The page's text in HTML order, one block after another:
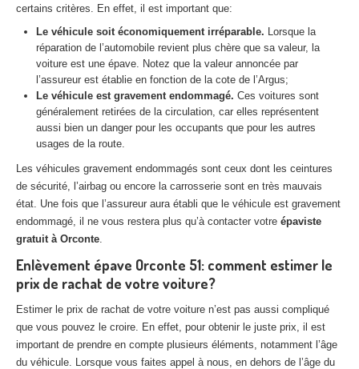
Centreagréé VHU 93 : casse auto avec destruction
Centreagréé VHU 94 : casse auto avec destruction
Centreagréé VHU 95 : casse auto avec destruction
DOCUMENTS À JOINDRE
VÉHICULES
CONTACT
01 83 64 20 40
certains critères. En effet, il est important que:
Le véhicule soit économiquement irréparable. Lorsque la
réparation de l’automobile revient plus chère que sa valeur, la
voiture est une épave. Notez que la valeur annoncée par
l’assureur est établie en fonction de la cote de l’Argus;
Le véhicule est gravement endommagé. Ces voitures sont
généralement retirées de la circulation, car elles représentent
aussi bien un danger pour les occupants que pour les autres
usages de la route.
Les véhicules gravement endommagés sont ceux dont les ceintures
de sécurité, l’airbag ou encore la carrosserie sont en très mauvais
état. Une fois que l’assureur aura établi que le véhicule est gravement
endommagé, il ne vous restera plus qu’à contacter votre épaviste
gratuit à Orconte.
Enlèvement épave Orconte 51: comment estimer le
prix de rachat de votre voiture?
Estimer le prix de rachat de votre voiture n’est pas aussi compliqué
que vous pouvez le croire. En effet, pour obtenir le juste prix, il est
important de prendre en compte plusieurs éléments, notamment l’âge
du véhicule. Lorsque vous faites appel à nous, en dehors de l’âge du